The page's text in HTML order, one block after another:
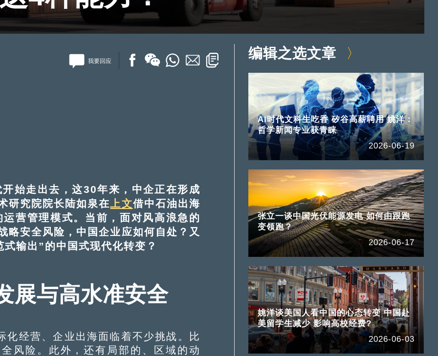
我要回应
走出去，这30年来，中企正在形成
研究院院长陆如泉在上文借中石油出海
营管理模式。当前，面对风高浪急的
略安全风险，中国企业应如何自处？又
输出”的中国式现代化转变？
展与高水准安全
经营、企业出海面临着不少挑战。比
风险。此外，还有局部的、区域的动
编辑之选文章
AI时代文科生吃香 矽谷高薪聘用 姚洋：
哲学新闻专业获青睐
2026-06-19
张立一谈中国光伏能源发电 如何由跟跑
变领跑？
2026-06-17
姚洋谈美国人看中国的心态转变 中国赴
美留学生减少 影响高校经费?
2026-06-03